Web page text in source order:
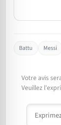
Battu Messi
Votre avis
Veuillez